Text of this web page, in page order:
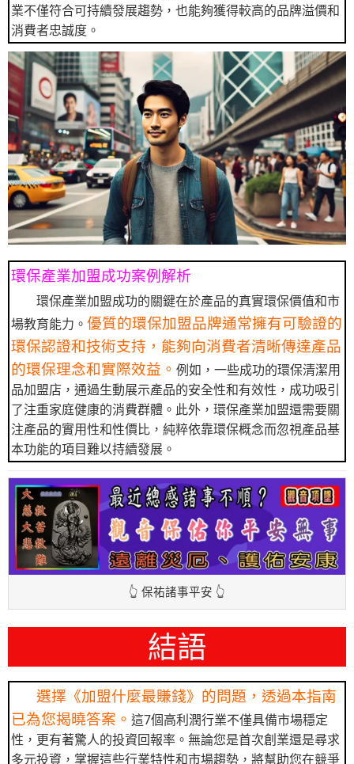
業不僅符合可持續發展趨勢，也能夠獲得較高的品牌溢價和
消費者忠誠度。
環保產業加盟成功案例解析
環保產業加盟成功的關鍵在於產品的真實環保價值和市
場教育能力。 優質的環保加盟品牌通常擁有可驗證的
環保認證和技術支持，能夠向消費者清晰傳達產品
的環保理念和實際效益。 例如，一些成功的環保清潔用
品加盟店，通過生動展示產品的安全性和有效性，成功吸引
了注重家庭健康的消費群體。此外，環保產業加盟還需要關
注產品的實用性和性價比，純粹依靠環保概念而忽視產品基
本功能的項目難以持續發展。
👆 保祐諸事平安 👆
結語
選擇《加盟什麼最賺錢》的問題，透過本指南
已為您揭曉答案。 這7個高利潤行業不僅具備市場穩定
性，更有著驚人的投資回報率。無論您是首次創業還是尋求
多元投資，掌握這些行業特性和市場趨勢，將幫助您在競爭